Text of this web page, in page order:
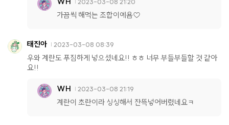
2023-03-08 21:20
가끔씩 해먹는 조합이예욤♡
태진아 2023-03-08 08:39
우와 계란도 푸짐하게 넣으셨네요!! ㅎㅎ 너무 부들부들할 것 같아
요!!
WH 2023-03-08 21:19
계란이 초란이라 싱싱해서 잔뜩넣어버렸네요ㅋ